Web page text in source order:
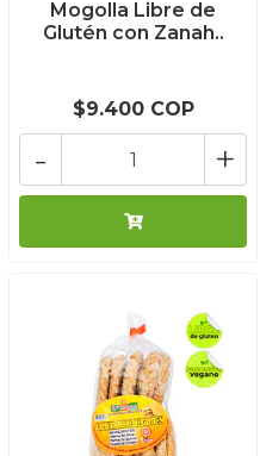
Mogolla Libre de
Glutén con Zanah..
$9.400 COP
+
-